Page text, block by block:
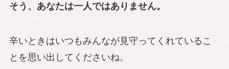
そう、あなたは一人ではありません。
辛いときはいつもみんなが見守ってくれているこ
とを思い出してくださいね。